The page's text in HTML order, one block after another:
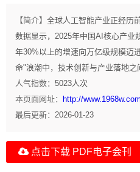
【简介】 全球人工智能产业正经历
数据显示，2025年中国AI核心产业
年30%以上的增速向万亿级规模迈
命"浪潮中，技术创新与产业落地之
人气指数： 5023人次
本页面网址：
http://
最后更新： 2026-01-23
点击下载 PDF电子会刊